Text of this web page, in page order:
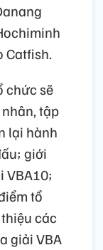
Catfish.
chức sẽ
tập
lại hành
giới
VBA10;
tổ
các
giải VBA